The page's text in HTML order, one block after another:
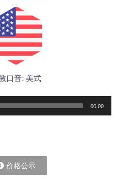
口音: 美式
00:00
价格公示